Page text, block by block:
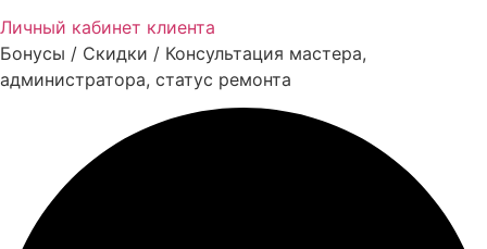
Личный кабинет клиента
Бонусы / Скидки / Консультация мастера,
администратора, статус ремонта